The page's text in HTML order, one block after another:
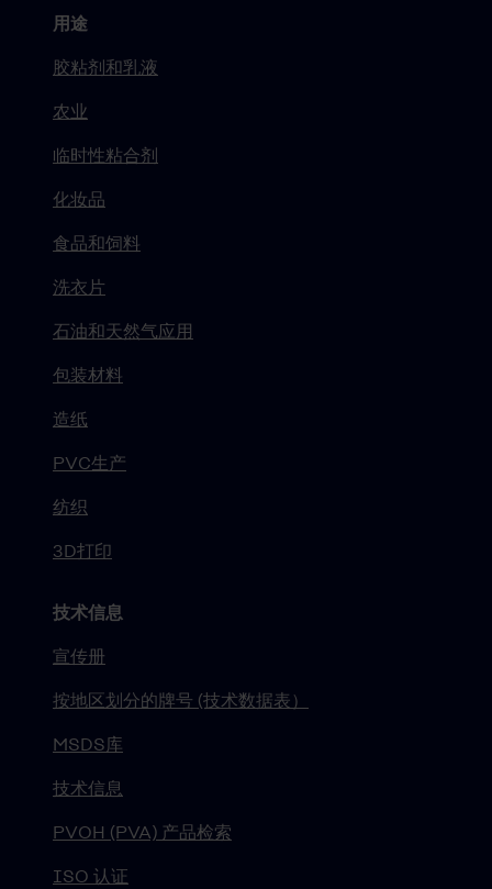
用途
胶粘剂和乳液
农业
临时性粘合剂
化妆品
食品和饲料
洗衣片
石油和天然气应用
包装材料
造纸
PVC生产
纺织
3D打印
技术信息
宣传册
按地区划分的牌号 (技术数据表）
MSDS库
技术信息
PVOH (PVA) 产品检索
ISO 认证